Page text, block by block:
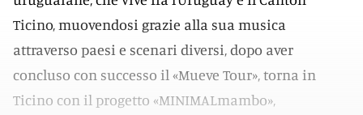
Ticino, muovendosi grazie alla sua musica
attraverso paesi e scenari diversi, dopo aver
concluso con successo il «Mueve Tour», torna in
Ticino con il progetto «MINIMALmambo»,